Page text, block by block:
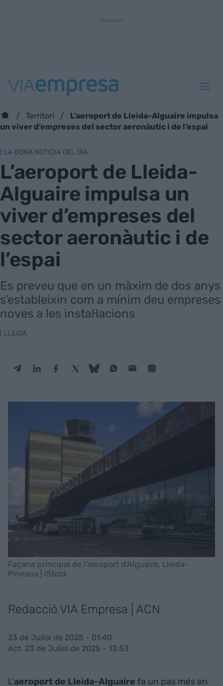
Territori
L’aeroport de Lleida-Alguaire impulsa
un viver d’empreses del sector aeronàutic i de l’espai
LA BONA NOTICIA DEL DIA
L’aeroport de Lleida-
Alguaire impulsa un
viver d’empreses del
sector aeronàutic i de
l’espai
Es preveu que en un màxim de dos anys
s’estableixin com a mínim deu empreses
noves a les instal·lacions
LLEIDA
Façana principal de l'aeroport d'Alguaire, Lleida-
Pirineus | iStock
Redacció VIA Empresa | ACN
23 de Juliol de 2025 - 01:40
Act. 23 de Juliol de 2025 - 13:53
L’aeroport de Lleida-Alguaire fa un pas més en